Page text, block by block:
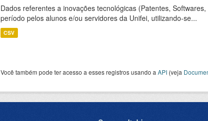
Dados referentes a inovações tecnológicas (Patentes,
período pelos alunos e/ou servidores da Unifei, utilizando-se...
CSV
Você também pode ter acesso a esses registros usando a API (veja